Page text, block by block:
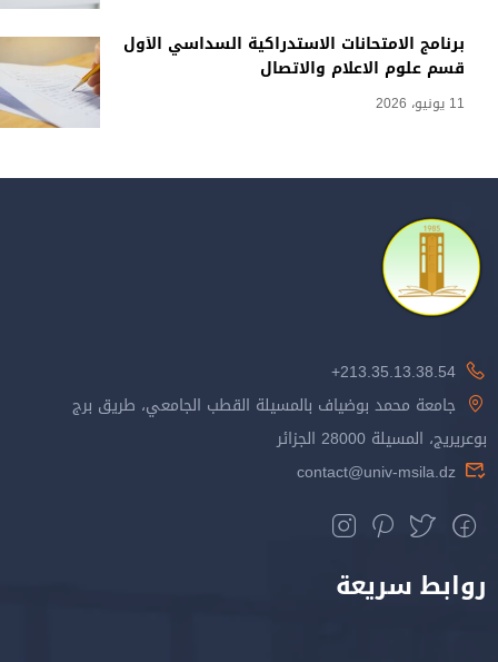
برنامج الامتحانات الاستدراكية السداسي الأول
قسم علوم الاعلام والاتصال
11 يونيو، 2026
213.35.13.38.54+
جامعة محمد بوضياف بالمسيلة القطب الجامعي، طريق برج
بوعريريج، المسيلة 28000 الجزائر
contact@univ-msila.dz
روابط سريعة